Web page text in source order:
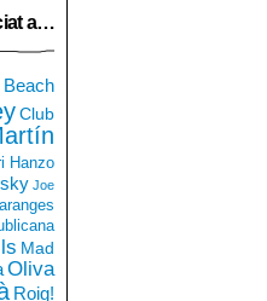
a…
Beach
Club
Hanzo
Joe
Mad
Oliva
Roig!